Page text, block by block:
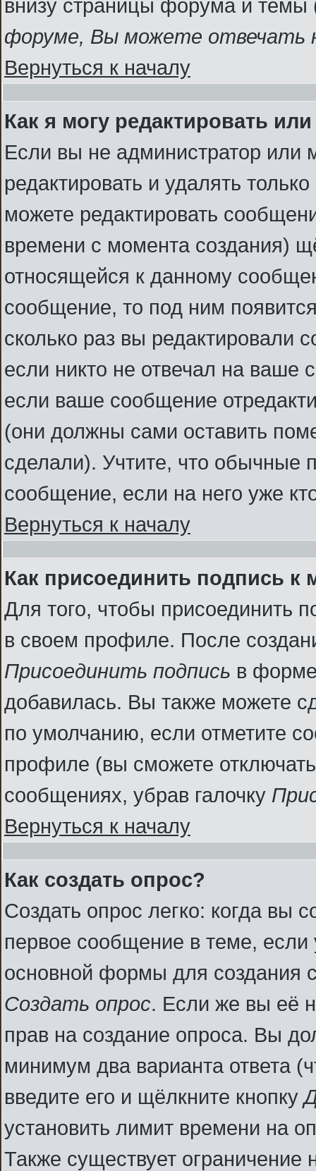
внизу страницы форума и темы
форуме, Вы можете отвечать
Вернуться к началу
Как я могу редактировать
Если вы не администратор
редактировать и удалять
можете редактировать
времени с момента создания)
относящейся к данному
сообщение, то под ним
сколько раз вы редактировали
если никто не отвечал на ваше
если ваше сообщение
(они должны сами оставить
сделали). Учтите, что обычные
сообщение, если на него уже
Вернуться к началу
Как присоединить подпись
Для того, чтобы присоединить
в своем профиле. После
Присоединить подпись в
добавилась. Вы также можете
по умолчанию, если отметите
профиле (вы сможете
сообщениях, убрав галочку
Вернуться к началу
Как создать опрос?
Создать опрос легко: когда вы
первое сообщение в теме, если
основной формы для создания
Создать опрос. Если же вы её
прав на создание опроса. Вы
минимум два варианта ответа
введите его и щёлкните кнопку
установить лимит времени на
Также существует ограничение